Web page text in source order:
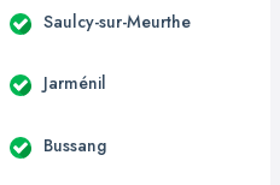
Saulcy-sur-Meurthe
Jarménil
Bussang